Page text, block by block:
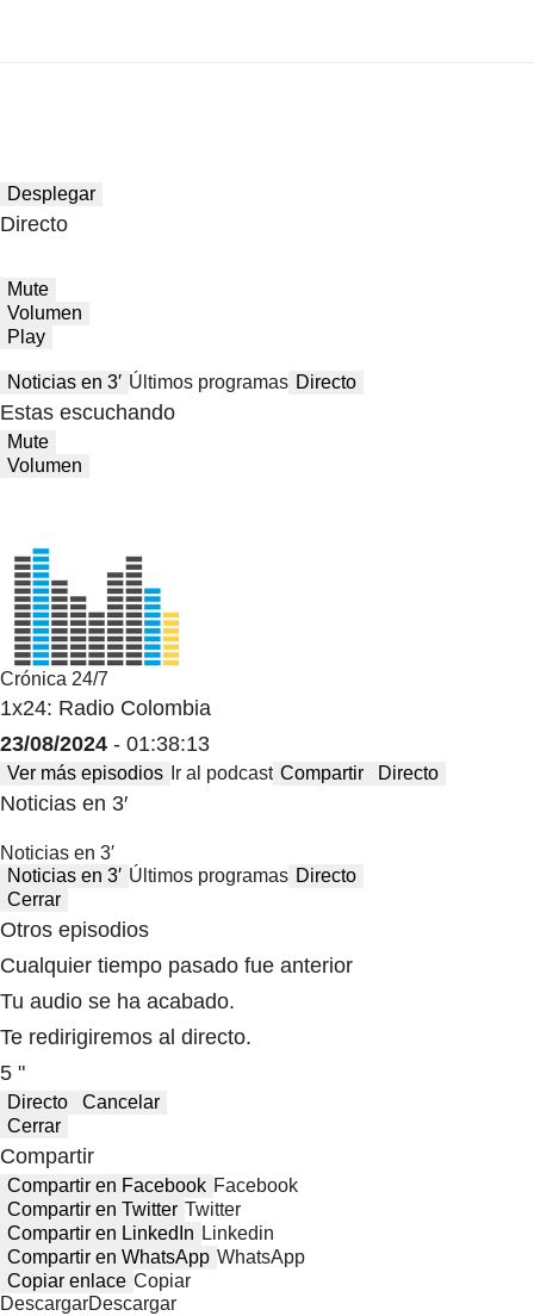
Desplegar
Directo
Mute
Volumen
Play
Noticias en 3′ Últimos programas Directo
Estas escuchando
Mute
Volumen
Crónica 24/7
1x24: Radio Colombia
23/08/2024 - 01:38:13
Ver más episodios Ir al podcast Compartir Directo
Noticias en 3′
Noticias en 3′
Noticias en 3′ Últimos programas Directo
Cerrar
Otros episodios
Cualquier tiempo pasado fue anterior
Tu audio se ha acabado.
Te redirigiremos al directo.
5 "
Directo
Cancelar
Cerrar
Compartir
Compartir en Facebook Facebook
Compartir en Twitter Twitter
Compartir en LinkedIn Linkedin
Compartir en WhatsApp WhatsApp
Copiar enlace Copiar
DescargarDescargar